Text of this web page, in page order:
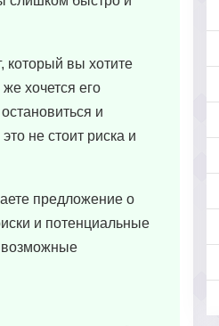
который вы хотите
хочется его
и
не стоит риска и
предложение о
и потенциальные
возможные